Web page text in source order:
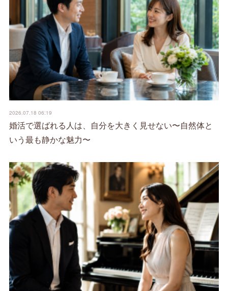
2026.07.18 06:19
婚活で選ばれる人は、自分を大きく見せない〜自然体と
いう最も静かな魅力〜